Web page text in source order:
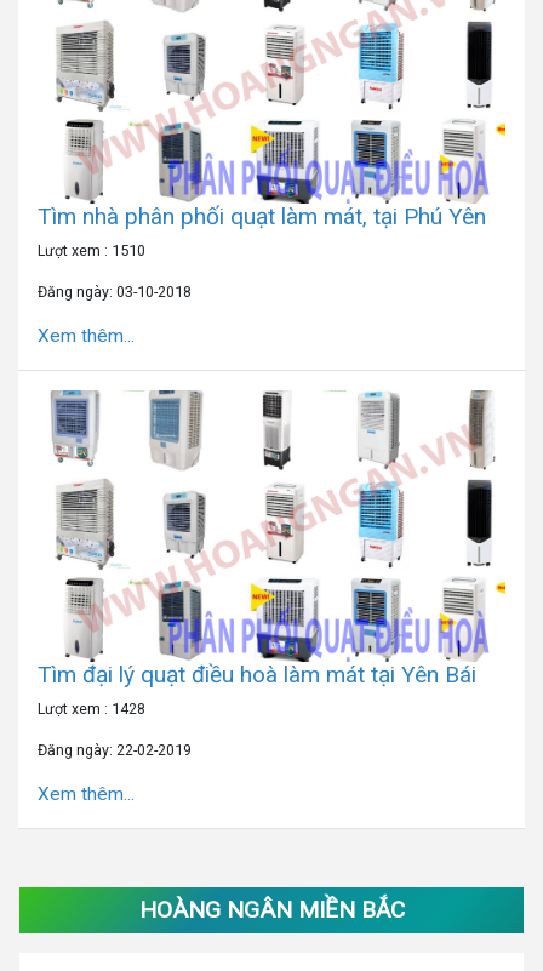
Tìm nhà phân phối quạt làm mát, tại Phú Yên
Lượt xem : 1510
Đăng ngày: 03-10-2018
Xem thêm...
Tìm đại lý quạt điều hoà làm mát tại Yên Bái
Lượt xem : 1428
Đăng ngày: 22-02-2019
Xem thêm...
HOÀNG NGÂN MIỀN BẮC